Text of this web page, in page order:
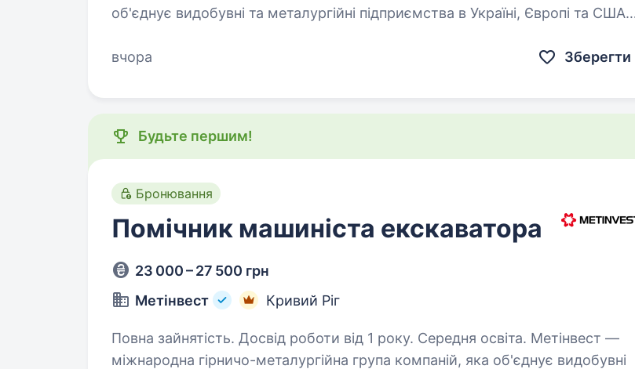
об'єднує видобувні та металургійні підприємства в Україні, Європі та США.
та вугілля до виробництва…
вчора Зберегти
Будьте першим!
Бронювання
Помічник машиніста екскаватора
23 000 – 27 500 грн
Метінвест
Кривий Ріг
Повна зайнятість. Досвід роботи від 1 року. Середня освіта. Метінвест —
міжнародна гірничо-металургійна група компаній, яка об'єднує видобувні